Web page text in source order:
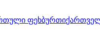
ფეხბურთი